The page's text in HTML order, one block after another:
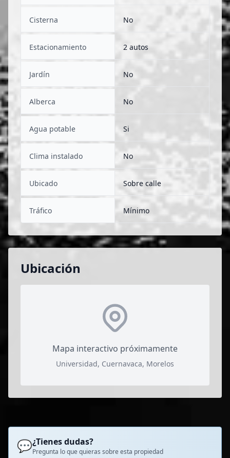
Cisterna No
Estacionamiento 2 autos
Jardín No
Alberca No
Agua potable Si
Clima instalado No
Ubicado Sobre calle
Tráfico Mínimo
Ubicación
Mapa interactivo próximamente
Universidad, Cuernavaca, Morelos
💬¿Tienes dudas?
Pregunta lo que quieras sobre esta propiedad